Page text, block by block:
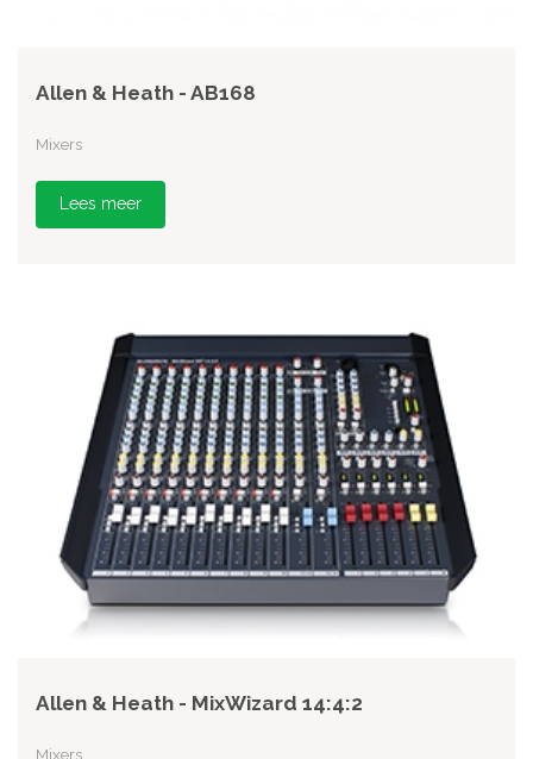
Allen & Heath - AB168
Mixers
Lees meer
Allen & Heath - MixWizard 14:4:2
Mixers